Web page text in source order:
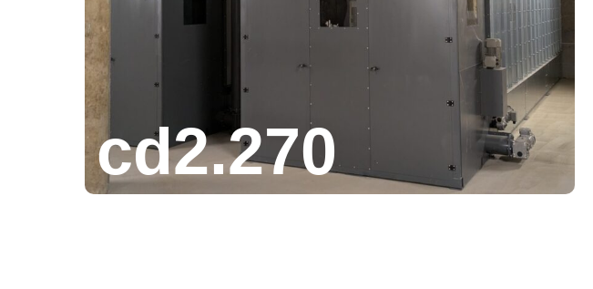
cd2.270